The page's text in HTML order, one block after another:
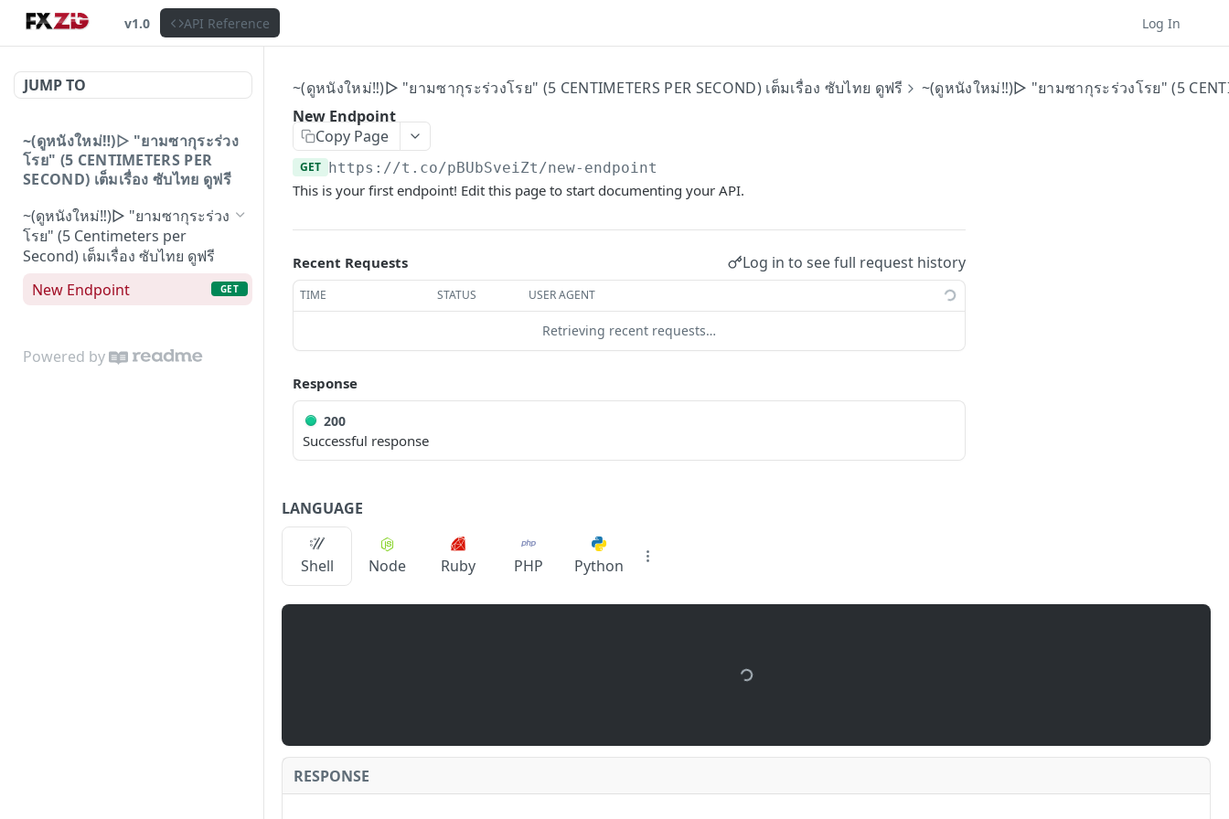
v1.0 API Reference Log In
JUMP TO
~(ดูหนังใหม่‼️)▷ "ยามซากุระร่วง
โรย" (5 CENTIMETERS PER
SECOND) เต็มเรื่อง ซับไทย ดูฟรี
~(ดูหนังใหม่‼️)▷ "ยามซากุระร่วง
โรย" (5 Centimeters per
Second) เต็มเรื่อง ซับไทย ดูฟรี
New Endpoint
GET
Powered by
~(ดูหนังใหม่‼️)▷ "ยามซากุระร่วงโรย" (5 CENTIMETERS PER SECOND) เต็มเรื่อง ซับไทย ดูฟรี
~(ดูหนังใหม่‼️)▷ "ยามซากุระร่วงโรย" (5
New Endpoint
Copy Page
GET https://t.co/pBUbSveiZt/new-endpoint
This is your first endpoint! Edit this page to start documenting your API.
Recent Requests Log in to see full request history
TIME STATUS USER AGENT
Retrieving recent requests…
Response
200
Successful response
LANGUAGE
Shell Node Ruby PHP Python
RESPONSE